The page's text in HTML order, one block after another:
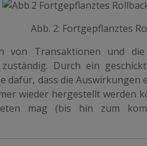
Abb. 2: Fortgepflanztes
von Transaktionen und
zuständig. Durch ein
dafür, dass die Auswirkungen
wieder hergestellt werden
mag (bis hin zum